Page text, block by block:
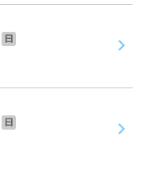
日
日